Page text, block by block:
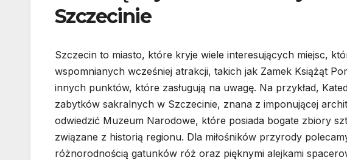
Szczecinie
Szczecin to miasto, które kryje wiele interesujących miejsc,
wspomnianych wcześniej atrakcji, takich jak Zamek Książąt
innych punktów, które zasługują na uwagę. Na przykład,
zabytków sakralnych w Szczecinie, znana z imponującej
odwiedzić Muzeum Narodowe, które posiada bogate zbiory
związane z historią regionu. Dla miłośników przyrody
różnorodnością gatunków róż oraz pięknymi alejkami